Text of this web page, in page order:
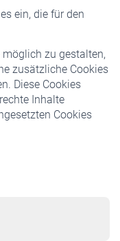
ein, die für den
zu gestalten,
zusätzliche Cookies
Diese Cookies
Inhalte
Cookies